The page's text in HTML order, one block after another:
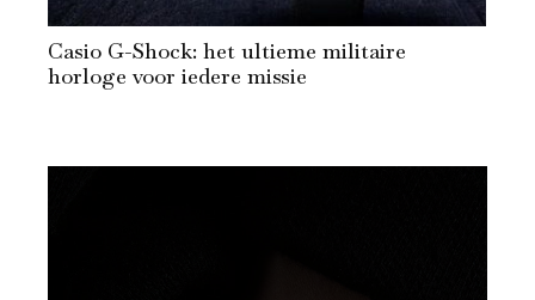
Casio G-Shock: het ultieme militaire
horloge voor iedere missie